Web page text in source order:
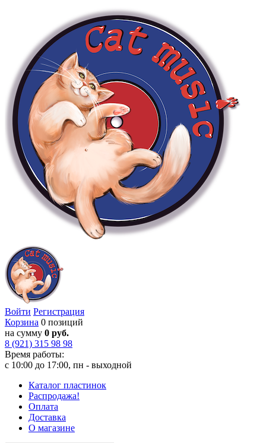
Войти Регистрация
Корзина 0 позиций
на сумму 0 руб.
8 (921) 315 98 98
Время работы:
с 10:00 до 17:00, пн - выходной
Каталог пластинок
Распродажа!
Оплата
Доставка
О магазине